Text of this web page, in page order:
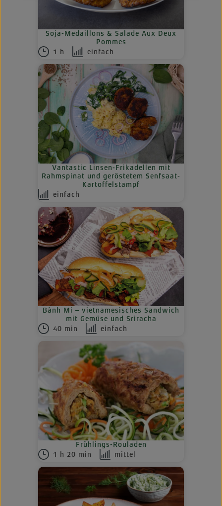
Soja-Medaillons & Salade Aux Deux
Pommes
1 h
einfach
Vantastic Linsen-Frikadellen mit
Rahmspinat und geröstetem Senfsaat-
Kartoffelstampf
einfach
Bành Mi – vietnamesisches Sandwich
mit Gemüse und Sriracha
40 min
einfach
Frühlings-Rouladen
1 h 20 min
mittel